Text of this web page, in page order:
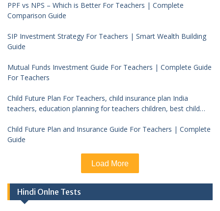
PPF vs NPS – Which is Better For Teachers | Complete
Comparison Guide
SIP Investment Strategy For Teachers | Smart Wealth Building
Guide
Mutual Funds Investment Guide For Teachers | Complete Guide
For Teachers
Child Future Plan For Teachers, child insurance plan India
teachers, education planning for teachers children, best child
Child Future Plan and Insurance Guide For Teachers | Complete
Guide
Load More
Hindi Onlne Tests